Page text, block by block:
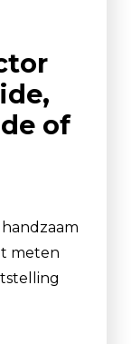
of
meten